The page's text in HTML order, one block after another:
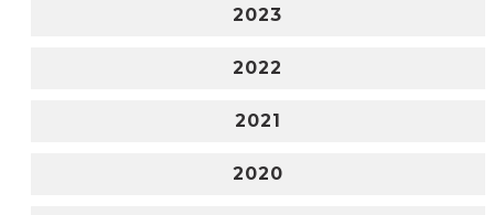
2023
2022
2021
2020